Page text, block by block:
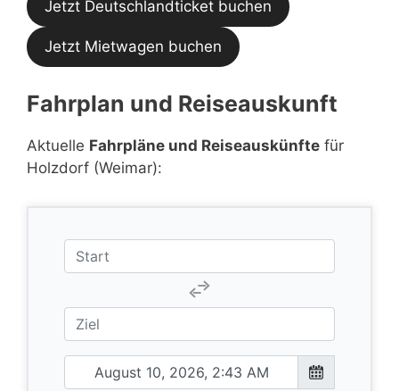
Jetzt Deutschlandticket buchen
Jetzt Mietwagen buchen
Fahrplan und Reiseauskunft
Aktuelle Fahrpläne und Reiseauskünfte für
Holzdorf (Weimar):